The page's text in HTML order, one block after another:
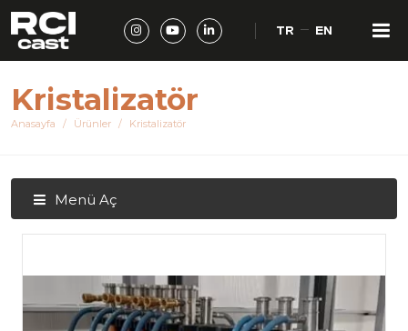
TR EN
Kristalizatör
Anasayfa Ürünler Kristalizatör
Menü Aç